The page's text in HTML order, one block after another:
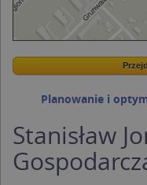
Wstaw tę mapkę na
Planowanie i
Stanisław